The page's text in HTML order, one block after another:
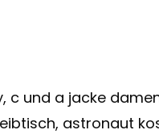
c und a jacke
astronaut